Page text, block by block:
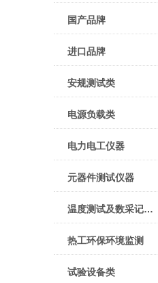
国产品牌
进口品牌
安规测试类
电源负载类
电力电工仪器
元器件测试仪器
温度测试及数采记录仪
热工环保环境监测
试验设备类